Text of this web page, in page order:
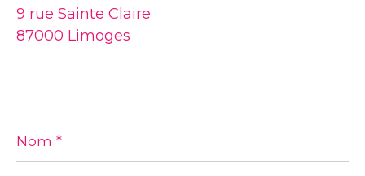
9 rue Sainte Claire
87000 Limoges
*